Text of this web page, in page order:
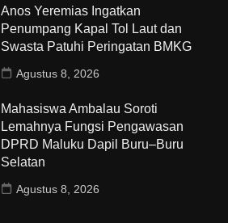
Anos Yeremias Ingatkan
Penumpang Kapal Tol Laut dan
Swasta Patuhi Peringatan BMKG
Agustus 8, 2026
Mahasiswa Ambalau Soroti
Lemahnya Fungsi Pengawasan
DPRD Maluku Dapil Buru–Buru
Selatan
Agustus 8, 2026